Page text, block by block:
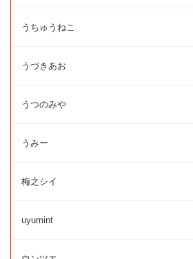
うちゅうねこ
うづきあお
うつのみや
うみー
梅之シイ
uyumint